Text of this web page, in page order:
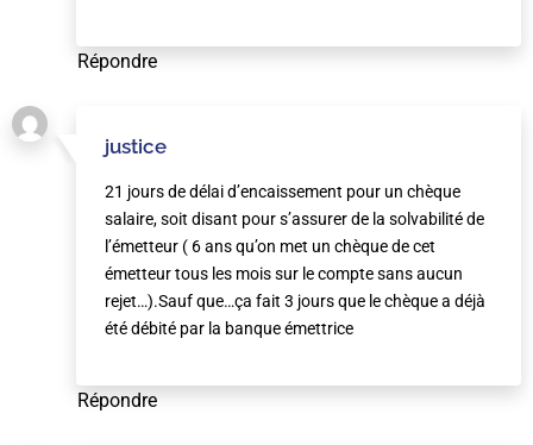
Répondre
justice
21 jours de délai d’encaissement pour un chèque
salaire, soit disant pour s’assurer de la solvabilité de
l’émetteur ( 6 ans qu’on met un chèque de cet
émetteur tous les mois sur le compte sans aucun
rejet…).Sauf que…ça fait 3 jours que le chèque a déjà
été débité par la banque émettrice
Répondre